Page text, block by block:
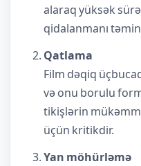
alaraq yüksək
qidalanmanı
Qatlama
Film dəqiq
və onu borulu
tikişlərin
üçün kritikdir.
Yan möhürləmə